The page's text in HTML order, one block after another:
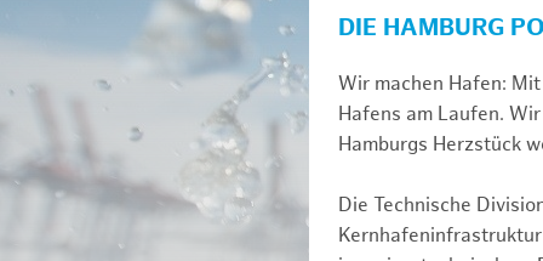
DIE HAMBURG
Wir machen Hafen:
Hafens am Laufen.
Hamburgs Herzstück
Die Technische